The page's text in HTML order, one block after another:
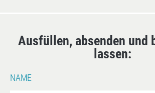
Ausfüllen, absenden und
lassen:
NAME